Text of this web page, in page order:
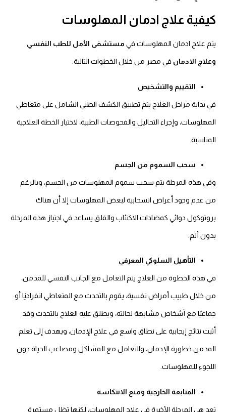
كيفية علاج ادمان المهلوسات
يتم علاج ادمان المهلوسات في مستشفى الأمل للطب النفسي
وعلاج الادمان في مصر من خلال الخطوات التالية:
التقييم والتشخيص
في بداية مراحل العلاج يتم تطبيق الكشف الطبي الشامل على متعاطي
المهلوسات، وإجراء التحاليل والفحوصات الطبية، لاختيار الخطة العلاجية
المناسبة.
سحب السموم من الجسم
وفي هذه المرحلة يتم سحب سموم المهلوسات من الجسم، وبالرغم
من عدم وجود أعراض انسحابية لبعض المهلوسات إلا أن هناك
بروتوكول دوائي كمضادات الاكتئاب والقلق يساعد في اجتياز هذه المرحلة
بدون ألم.
التأهيل السلوكي المعرفي
في هذه الخطوة من العلاج يتم التعامل مع الجانب النفسي للمدمن،
من خلال طبيب أمراض نفسية، يقوم بالتحدث مع المتعاطي انفراديًا أو
جماعيًا مع أشخاص مشابهة لحالته، ويطلق عليه العلاج بالتحدث وقد
أثبت نتائج إيجابية على نطاق واسع في علاج الإدمان، ويهدف إلى تعلم
المدمن خطورة الإدمان، والتعامل مع المشاكل ومصاعب الحياة دون
اللجوء للمهلوسات.
المتابعة الخارجية ومنع الانتكاسة
تعد هي المرحلة الأخيرة في علاج المهلوسات، لكنها تظل مستمرة